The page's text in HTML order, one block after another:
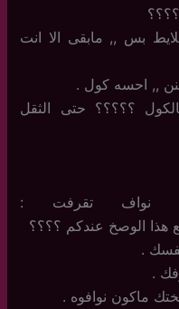
بس ,, مابقى الا انت
,, احسه كول .
؟؟؟؟؟ حتى الثقل
نواف تقرفت :
هذا الوصخ عندكم ؟؟؟؟
.
.
ماكون نوافوه .